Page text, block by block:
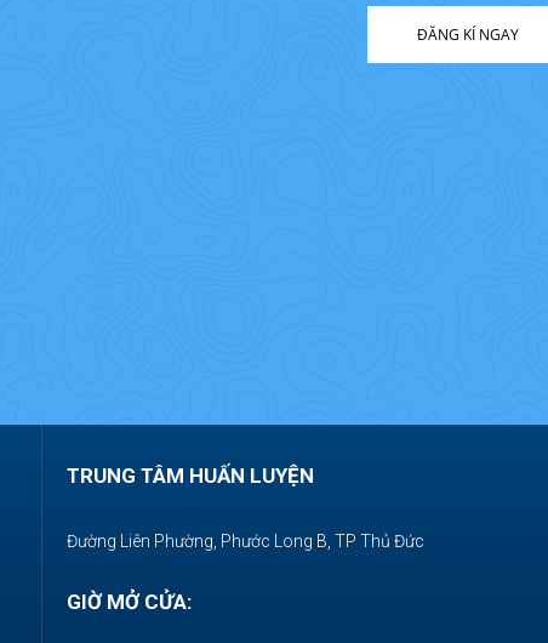
ĐĂNG KÍ NGAY
TRUNG TÂM HUẤN LUYỆN
Đường Liên Phường, Phước Long B, TP Thủ Đức
GIỜ MỞ CỬA: